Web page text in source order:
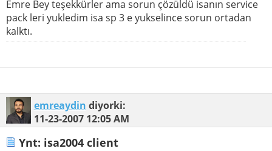
Emre Bey teşekkürler ama sorun çözüldü isanın service
pack leri yukledim isa sp 3 e yukselince sorun ortadan
kalktı.
emreaydin diyorki:
11-23-2007 12:05 AM
Ynt: isa2004 client